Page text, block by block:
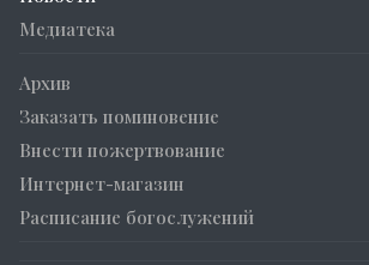
Медиатека
Архив
Заказать поминовение
Внести пожертвование
Интернет-магазин
Расписание богослужений